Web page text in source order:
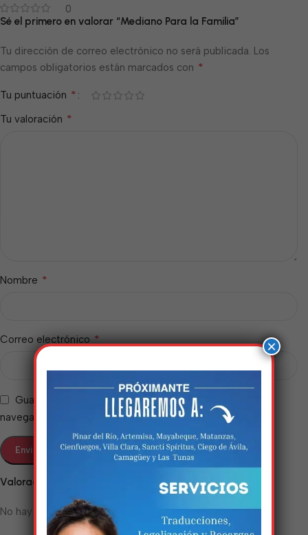
0
Valoraciones
No hay valoraciones aún.
Sé el primero en valorar “Mediano Para la Familia”
Tu dirección de correo electrónico no será publicada. Los
campos obligatorios están marcados con *
Tu puntuación *
Tu valoración *
Nombre *
Correo electrónico*
Guarda mi nombre, correo electrónico y web en este
navegador para la próxima vez que comente.
×
Estamos trabalhando
nisso!
Em breve, esta página estará
disponível com novidades